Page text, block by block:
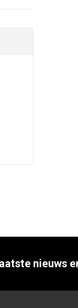
nieuws